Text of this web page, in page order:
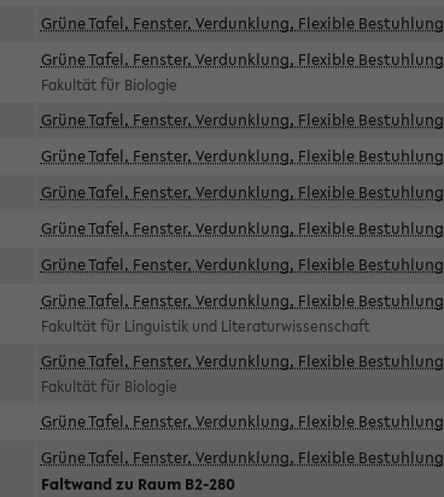
Grüne Tafel, Fenster, Verdunklung, Flexible Bestuhlung
Grüne Tafel, Fenster, Verdunklung, Flexible Bestuhlung
Fakultät für Biologie
Grüne Tafel, Fenster, Verdunklung, Flexible Bestuhlung
Grüne Tafel, Fenster, Verdunklung, Flexible Bestuhlung
Grüne Tafel, Fenster, Verdunklung, Flexible Bestuhlung
Grüne Tafel, Fenster, Verdunklung, Flexible Bestuhlung
Grüne Tafel, Fenster, Verdunklung, Flexible Bestuhlung
Grüne Tafel, Fenster, Verdunklung, Flexible Bestuhlung
Fakultät für Linguistik und Literaturwissenschaft
Grüne Tafel, Fenster, Verdunklung, Flexible Bestuhlung
Fakultät für Biologie
Grüne Tafel, Fenster, Verdunklung, Flexible Bestuhlung
Grüne Tafel, Fenster, Verdunklung, Flexible Bestuhlung
Faltwand zu Raum B2-280